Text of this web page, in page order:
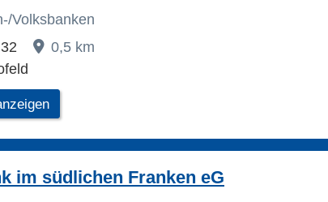
Volksbanken
0,5 km
im südlichen Franken eG